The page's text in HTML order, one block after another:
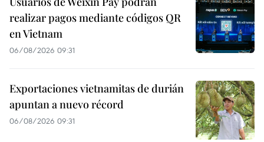
realizar pagos mediante códigos QR
en Vietnam
06/08/2026 09:31
Exportaciones vietnamitas de durián
apuntan a nuevo récord
06/08/2026 09:31